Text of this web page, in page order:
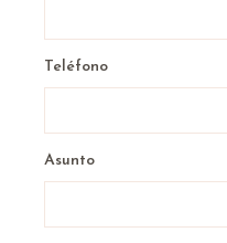
Teléfono
Asunto